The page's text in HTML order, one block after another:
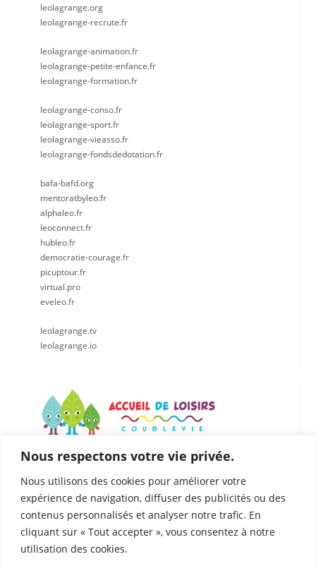
Nous respectons votre vie privée.
Nous utilisons des cookies pour améliorer votre
expérience de navigation, diffuser des publicités ou des
contenus personnalisés et analyser notre trafic. En
cliquant sur « Tout accepter », vous consentez à notre
utilisation des cookies.
leolagrange.org
leolagrange-recrute.fr
leolagrange-animation.fr
leolagrange-petite-enfance.fr
leolagrange-formation.fr
leolagrange-conso.fr
leolagrange-sport.fr
leolagrange-vieasso.fr
leolagrange-fondsdedotation.fr
bafa-bafd.org
mentoratbyleo.fr
alphaleo.fr
leoconnect.fr
hubleo.fr
democratie-courage.fr
picuptour.fr
virtual.pro
eveleo.fr
leolagrange.tv
leolagrange.io
LÉO LAGRANGE CENTRE EST
112 Rue du Presbytère, 38500 Coublevie
04.76.05.04.25
06. 75.81.90.49
coublevie@leolagrange.org